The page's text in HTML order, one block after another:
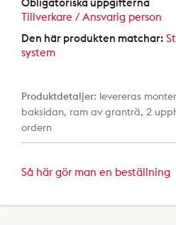
Tillverkare / Ansvarig person
Den här produkten matchar:
system
Produktdetaljer: levereras
baksidan, ram av granträ, 2
ordern
Så här gör man en beställning